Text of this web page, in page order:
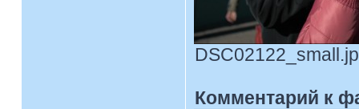
Комментарий к